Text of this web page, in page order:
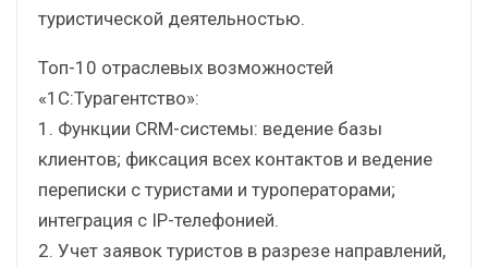
туристической деятельностью.
Топ-10 отраслевых возможностей
«1С:Турагентство»:
1. Функции CRM-системы: ведение базы
клиентов; фиксация всех контактов и ведение
переписки с туристами и туроператорами;
интеграция с IP-телефонией.
2. Учет заявок туристов в разрезе направлений,